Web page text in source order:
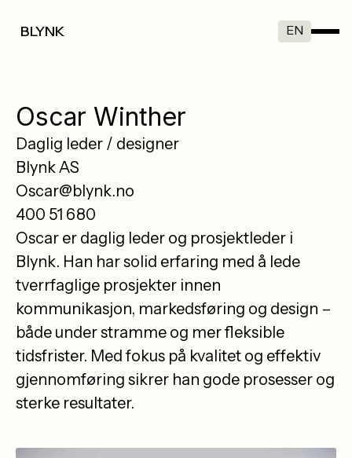
BLYNK EN
Oscar Winther
Daglig leder / designer
Blynk AS
Oscar@blynk.no
400 51 680
Oscar er daglig leder og prosjektleder i
Blynk. Han har solid erfaring med å lede
tverrfaglige prosjekter innen
kommunikasjon, markedsføring og design –
både under stramme og mer fleksible
tidsfrister. Med fokus på kvalitet og effektiv
gjennomføring sikrer han gode prosesser og
sterke resultater.